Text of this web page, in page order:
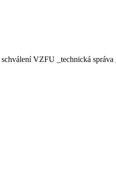
VZFU _technická správa